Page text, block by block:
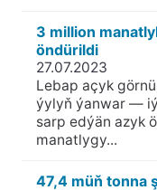
3 million
öndürildi
27.07.2023
Lebap açyk
ýylyň ýanwar —
sarp edýän azyk
manatlygy...
47,4 müň tonna